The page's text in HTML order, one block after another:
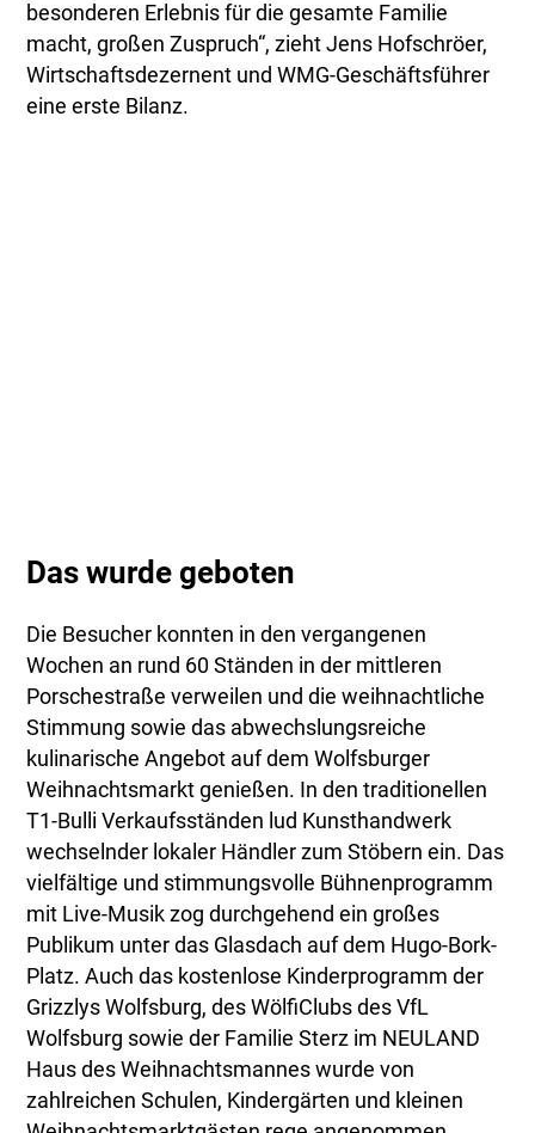
besonderen Erlebnis für die gesamte Familie
macht, großen Zuspruch“, zieht Jens Hofschröer,
Wirtschaftsdezernent und WMG-Geschäftsführer
eine erste Bilanz.
Das wurde geboten
Die Besucher konnten in den vergangenen
Wochen an rund 60 Ständen in der mittleren
Porschestraße verweilen und die weihnachtliche
Stimmung sowie das abwechslungsreiche
kulinarische Angebot auf dem Wolfsburger
Weihnachtsmarkt genießen. In den traditionellen
T1-Bulli Verkaufsständen lud Kunsthandwerk
wechselnder lokaler Händler zum Stöbern ein. Das
vielfältige und stimmungsvolle Bühnenprogramm
mit Live-Musik zog durchgehend ein großes
Publikum unter das Glasdach auf dem Hugo-Bork-
Platz. Auch das kostenlose Kinderprogramm der
Grizzlys Wolfsburg, des WölfiClubs des VfL
Wolfsburg sowie der Familie Sterz im NEULAND
Haus des Weihnachtsmannes wurde von
zahlreichen Schulen, Kindergärten und kleinen